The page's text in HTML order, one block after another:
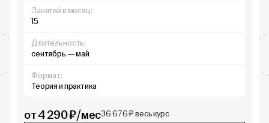
Занятий в месяц:
15
Длительность:
сентябрь — май
Формат:
Теория и практика
от 4 290 ₽/мес36 676 ₽ весь курс